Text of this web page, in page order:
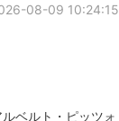
08-09 10:24:15
ルベルト・ピッツォ